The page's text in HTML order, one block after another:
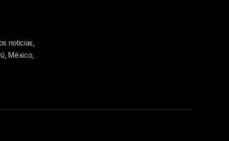
noticias,
México,